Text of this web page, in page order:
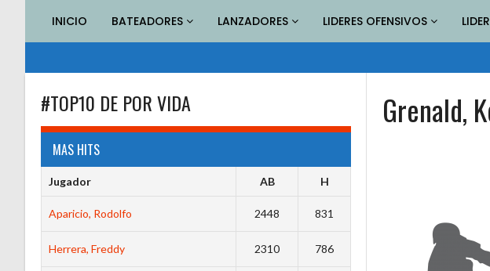
contenido
INICIO BATEADORES LANZADORES LIDERES OFENSIVOS
Grenald,
#TOP10 DE POR VIDA
MAS HITS
Jugador AB H
Aparicio, Rodolfo 2448 831
Herrera, Freddy 2310 786